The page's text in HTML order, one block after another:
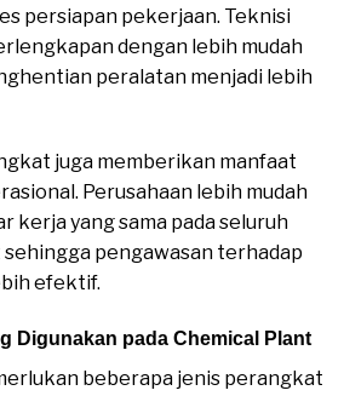
persiapan pekerjaan. Teknisi
dengan lebih mudah
peralatan menjadi lebih
juga memberikan manfaat
Perusahaan lebih mudah
kerja yang sama pada seluruh
pengawasan terhadap
efektif.
Digunakan pada Chemical Plant
beberapa jenis perangkat